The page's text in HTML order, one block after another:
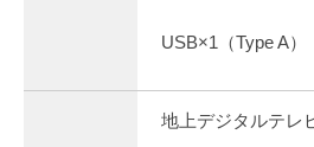
USB×1（Type A）
地上デジタルテレ